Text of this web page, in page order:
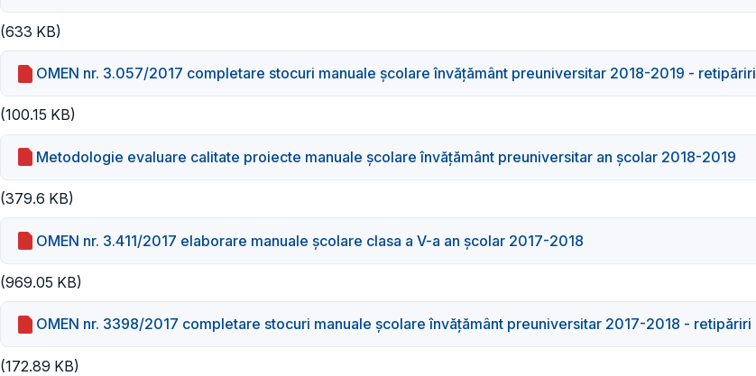
(633 KB)
OMEN nr. 3.057/2017 completare stocuri manuale şcolare învăţământ preuniversitar 2018-2019 - retipăriri
(100.15 KB)
Metodologie evaluare calitate proiecte manuale școlare învățământ preuniversitar an școlar 2018-2019
(379.6 KB)
OMEN nr. 3.411/2017 elaborare manuale școlare clasa a V-a an școlar 2017-2018
(969.05 KB)
OMEN nr. 3398/2017 completare stocuri manuale şcolare învăţământ preuniversitar 2017-2018 - retipăriri
(172.89 KB)